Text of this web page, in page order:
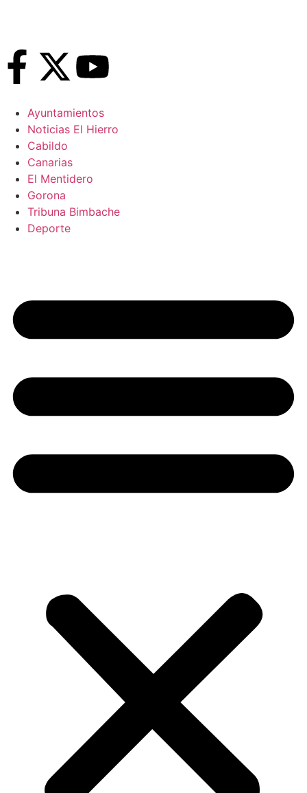
Ayuntamientos
Noticias El Hierro
Cabildo
Canarias
El Mentidero
Gorona
Tribuna Bimbache
Deporte